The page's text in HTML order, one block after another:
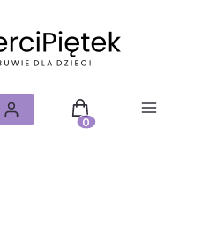
Produkty w koszyku: 0.